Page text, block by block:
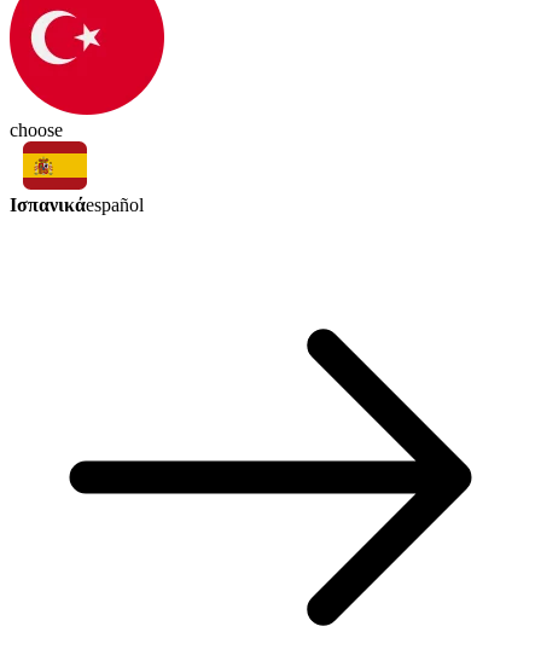
choose
Ισπανικάespañol